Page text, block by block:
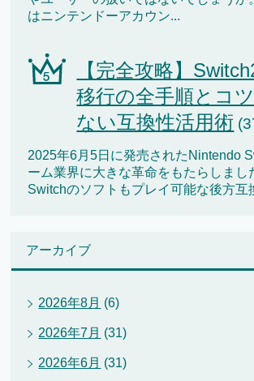
はニンテンドーアカウン...
【完全攻略】
移行の全手順とコ
ない互換性活用術
2025年6月5日に発売されたNintendo
ーム業界に大きな革命をもたらしまし
Switchのソフトもプレイ可能な後方互
アーカイブ
2026年8月 (6)
2026年7月 (31)
2026年6月 (31)